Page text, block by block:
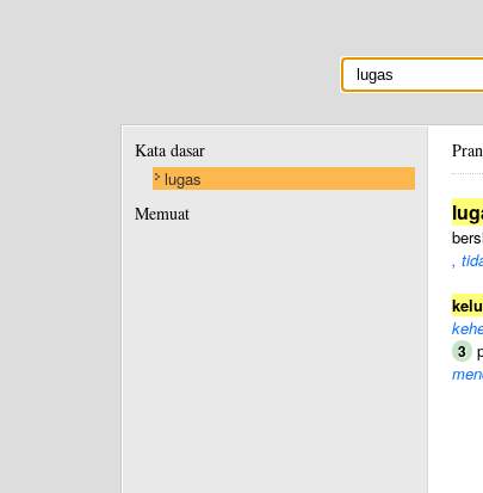
Kata dasar
lugas
Memuat
,
3